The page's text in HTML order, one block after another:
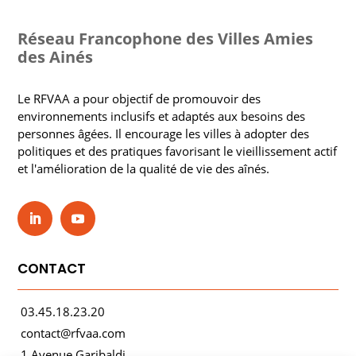
Réseau Francophone des Villes Amies
des Ainés
Le RFVAA a pour objectif de promouvoir des
environnements inclusifs et adaptés aux besoins des
personnes âgées. Il encourage les villes à adopter des
politiques et des pratiques favorisant le vieillissement actif
et l'amélioration de la qualité de vie des aînés.
CONTACT
03.45.18.23.20
contact@rfvaa.com